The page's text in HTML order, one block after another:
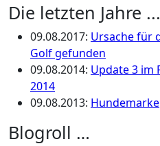
Die letzten Jahre ...
09.08.2017: Ursache für
Golf gefunden
09.08.2014: Update 3 im
2014
09.08.2013: Hundemarke
Blogroll …